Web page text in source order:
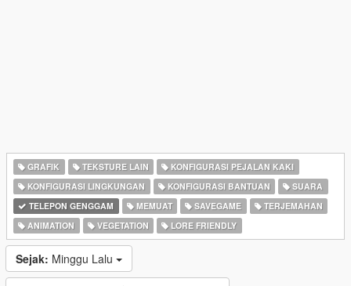
GRAFIK TEKSTURE LAIN
KONFIGURASI PEJALAN KAKI
KONFIGURASI LINGKUNGAN
KONFIGURASI BANTUAN
SUARA
TELEPON GENGGAM
MEMUAT SAVEGAME
TERJEMAHAN
ANIMATION
VEGETATION LORE FRIENDLY
Sejak: Minggu Lalu